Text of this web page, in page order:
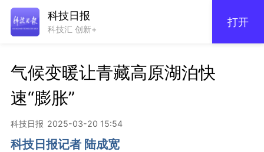
科技日报
科技汇 创新+
打开
气候变暖让青藏高原湖泊快
速“膨胀”
科技日报 2025-03-20 15:54
科技日报记者 陆成宽